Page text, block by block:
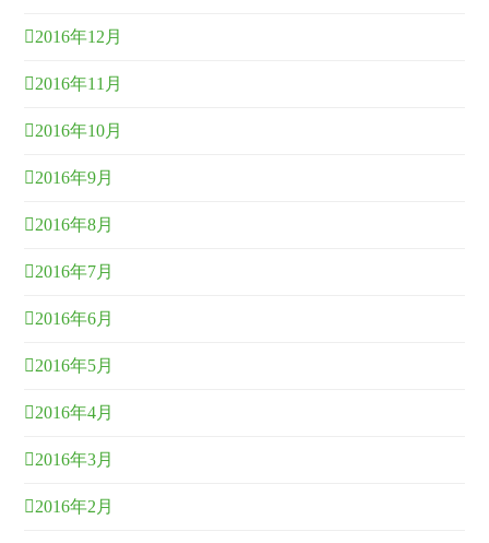
2016年12月
2016年11月
2016年10月
2016年9月
2016年8月
2016年7月
2016年6月
2016年5月
2016年4月
2016年3月
2016年2月